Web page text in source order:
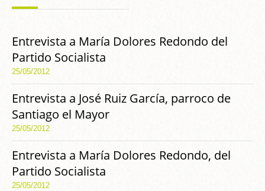
Entrevista a María Dolores Redondo del
Partido Socialista
25/05/2012
Entrevista a José Ruiz García, parroco de
Santiago el Mayor
25/05/2012
Entrevista a María Dolores Redondo, del
Partido Socialista
25/05/2012